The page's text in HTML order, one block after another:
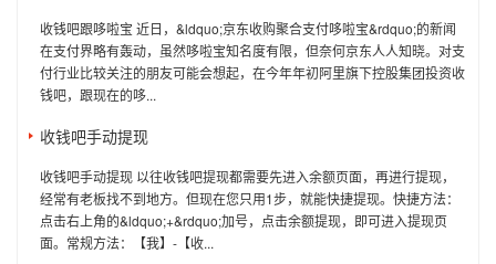
收钱吧跟哆啦宝 近日，&ldquo;京东收购聚合支付哆啦宝&rdquo;的新闻
在支付界略有轰动，虽然哆啦宝知名度有限，但奈何京东人人知晓。对支
付行业比较关注的朋友可能会想起，在今年年初阿里旗下控股集团投资收
钱吧，跟现在的哆...
收钱吧手动提现
收钱吧手动提现 以往收钱吧提现都需要先进入余额页面，再进行提现，
经常有老板找不到地方。但现在您只用1步，就能快捷提现。快捷方法：
点击右上角的&ldquo;+&rdquo;加号，点击余额提现，即可进入提现页
面。常规方法：【我】-【收...